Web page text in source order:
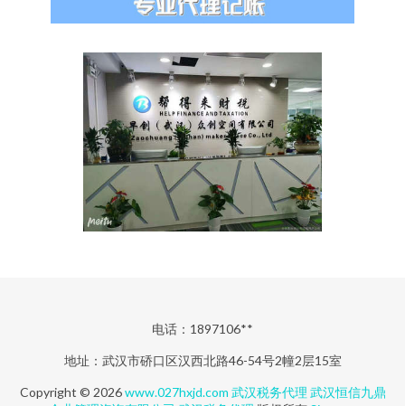
电话：1897106**
地址：武汉市硚口区汉西北路46-54号2幢2层15室
Copyright © 2026www.027hxjd.com 武汉税务代理 武汉恒信九鼎